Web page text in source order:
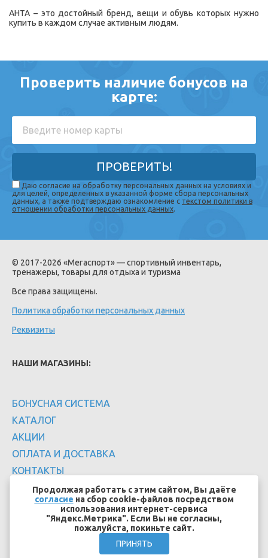
АНТА – это достойный бренд, вещи и обувь которых нужно
купить в каждом случае активным людям.
Проверить наличие бонусов на
карте:
ПРОВЕРИТЬ!
Даю согласие на обработку персональных данных на условиях и
для целей, определенных в указанной форме сбора персональных
данных, а также подтверждаю ознакомление с текстом политики в
отношении обработки персональных данных.
© 2017-2026 «Мегаспорт» — спортивный инвентарь,
тренажеры, товары для отдыха и туризма
Все права защищены.
Политика обработки персональных данных
Реквизиты
НАШИ МАГАЗИНЫ:
БОНУСНАЯ СИСТЕМА
КАТАЛОГ
АКЦИИ
ОПЛАТА И ДОСТАВКА
КОНТАКТЫ
Создание сайтов - EFFECT.SU
Продолжая работать с этим сайтом, Вы даёте
согласие на сбор cookie-файлов посредством
использования интернет-сервиса
"Яндекс.Метрика". Если Вы не согласны,
пожалуйста, покиньте сайт.
ПРИНЯТЬ